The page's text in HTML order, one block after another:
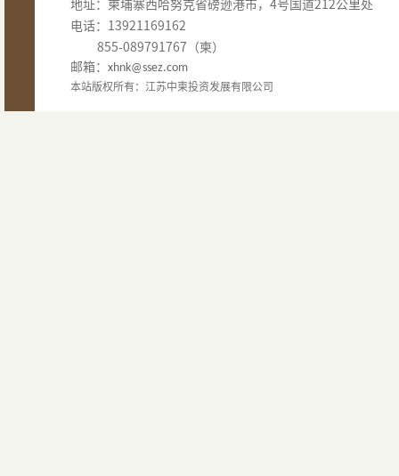
地址：柬埔寨西哈努克省磅逊港市，4号国道212公里处
电话：13921169162
855-089791767（柬）
邮箱： xhnk@ssez.com
本站版权所有：江苏中柬投资发展有限公司